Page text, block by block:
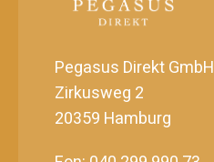
Pegasus Direkt GmbH
Zirkusweg 2
20359 Hamburg